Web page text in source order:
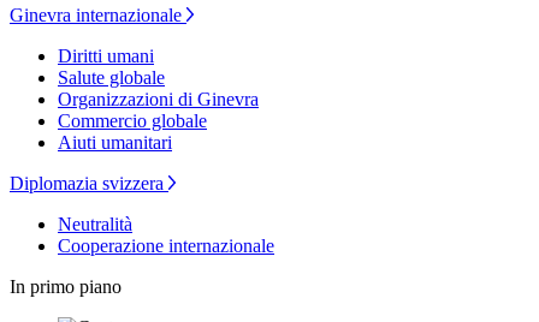
Ginevra internazionale
Diritti umani
Salute globale
Organizzazioni di Ginevra
Commercio globale
Aiuti umanitari
Diplomazia svizzera
Neutralità
Cooperazione internazionale
In primo piano